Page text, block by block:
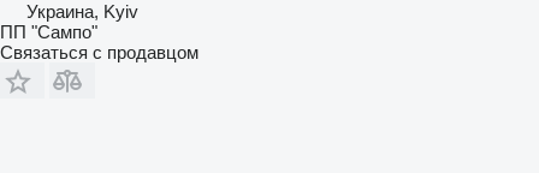
Украина, Kyiv
ПП "Сампо"
Связаться с продавцом